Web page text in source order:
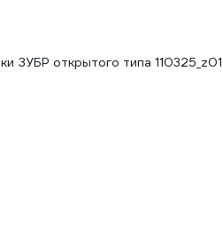
ЗУБР открытого типа 110325_z01